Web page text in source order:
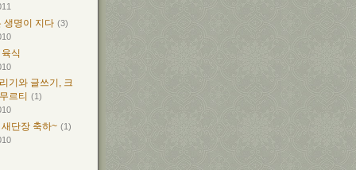
생명이 지다 (3)
식
기와 글쓰기, 크
르티
(1)
단장 축하~ (1)